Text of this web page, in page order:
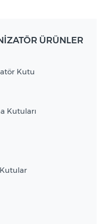
ÜRÜNLER
Kutu
Kutuları